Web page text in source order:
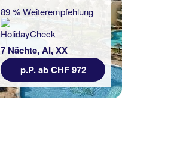
89 % Weiterempfehlung
7 Nächte, AI, XX
p.P. ab CHF 972